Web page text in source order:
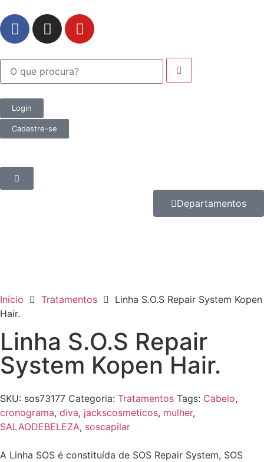
Login
Cadastre-se
Departamentos
Início Tratamentos
Linha S.O.S Repair System Kopen
Hair.
Linha S.O.S Repair
System Kopen Hair.
SKU: sos73177 Categoria: Tratamentos Tags: Cabelo,
cronograma, diva, jackscosmeticos, mulher,
SALAODEBELEZA, soscapilar
A Linha SOS é constituída de SOS Repair System, SOS